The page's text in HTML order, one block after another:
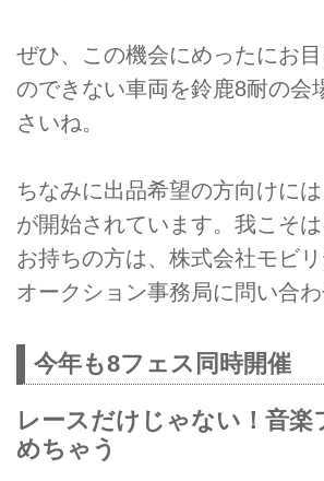
ぜひ、この機会にめったにお
のできない車両を鈴鹿8耐の会
さいね。
ちなみに出品希望の方向けに
が開始されています。我こそ
お持ちの方は、 株式会社モビ
オークション事務局に問い合
今年も8フェス同時開催
レースだけじゃない！音楽
めちゃう